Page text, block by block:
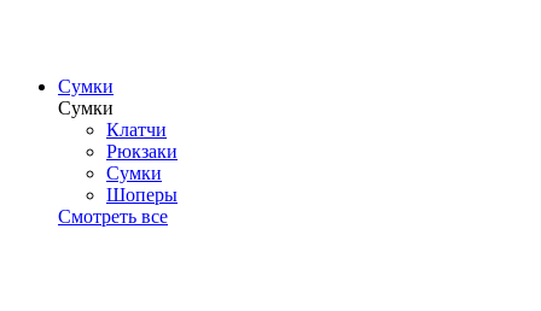
Сумки
Сумки
Клатчи
Рюкзаки
Сумки
Шоперы
Смотреть все